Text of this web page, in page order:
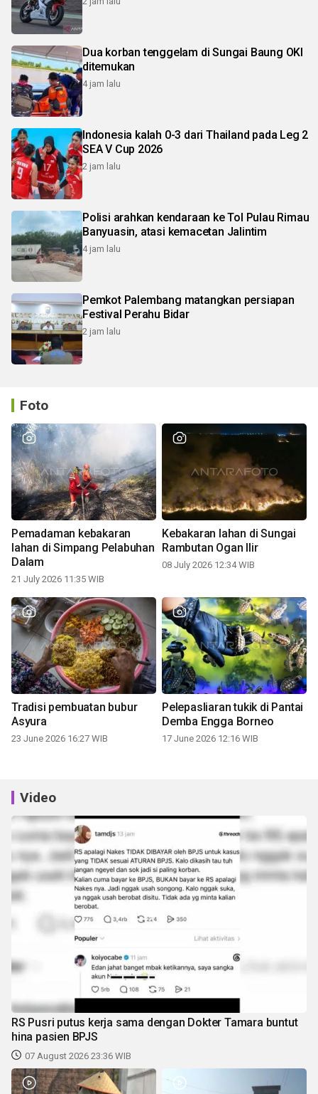
Dua korban tenggelam di Sungai Baung OKI
ditemukan
4 jam lalu
Indonesia kalah 0-3 dari Thailand pada Leg 2
SEA V Cup 2026
2 jam lalu
Polisi arahkan kendaraan ke Tol Pulau Rimau
Banyuasin, atasi kemacetan Jalintim
4 jam lalu
Pemkot Palembang matangkan persiapan
Festival Perahu Bidar
2 jam lalu
Foto
Pemadaman kebakaran
lahan di Simpang Pelabuhan
Dalam
21 July 2026 11:35 WIB
Kebakaran lahan di Sungai
Rambutan Ogan Ilir
08 July 2026 12:34 WIB
Tradisi pembuatan bubur
Asyura
23 June 2026 16:27 WIB
Pelepasliaran tukik di Pantai
Demba Engga Borneo
17 June 2026 12:16 WIB
Video
RS Pusri putus kerja sama dengan Dokter Tamara buntut
hina pasien BPJS
07 August 2026 23:36 WIB